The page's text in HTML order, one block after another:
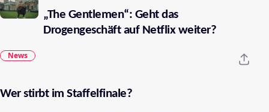
„The Gentlemen“: Geht das
Drogengeschäft auf Netflix weiter?
News
Wer stirbt im Staffelfinale?